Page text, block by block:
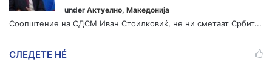
under Актуелно, Македонија
Соопштение на СДСМ Иван Стоилковиќ, не ни сметаат Србит...
СЛЕДЕТЕ НÉ